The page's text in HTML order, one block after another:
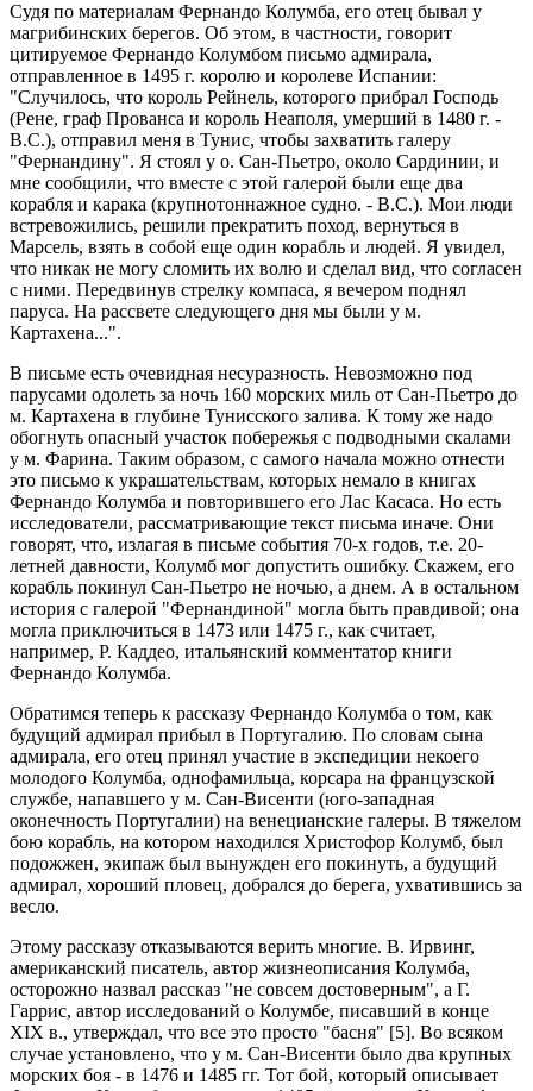
Судя по материалам Фернандо Колумба, его отец бывал у
магрибинских берегов. Об этом, в частности, говорит
цитируемое Фернандо Колумбом письмо адмирала,
отправленное в 1495 г. королю и королеве Испании:
"Случилось, что король Рейнель, которого прибрал Господь
(Рене, граф Прованса и король Неаполя, умерший в 1480 г. -
B.C.), отправил меня в Тунис, чтобы захватить галеру
"Фернандину". Я стоял у о. Сан-Пьетро, около Сардинии, и
мне сообщили, что вместе с этой галерой были еще два
корабля и карака (крупнотоннажное судно. - B.C.). Мои люди
встревожились, решили прекратить поход, вернуться в
Марсель, взять в собой еще один корабль и людей. Я увидел,
что никак не могу сломить их волю и сделал вид, что согласен
с ними. Передвинув стрелку компаса, я вечером поднял
паруса. На рассвете следующего дня мы были у м.
Картахена...".
В письме есть очевидная несуразность. Невозможно под
парусами одолеть за ночь 160 морских миль от Сан-Пьетро до
м. Картахена в глубине Тунисского залива. К тому же надо
обогнуть опасный участок побережья с подводными скалами
у м. Фарина. Таким образом, с самого начала можно отнести
это письмо к украшательствам, которых немало в книгах
Фернандо Колумба и повторившего его Лас Касаса. Но есть
исследователи, рассматривающие текст письма иначе. Они
говорят, что, излагая в письме события 70-х годов, т.е. 20-
летней давности, Колумб мог допустить ошибку. Скажем, его
корабль покинул Сан-Пьетро не ночью, а днем. А в остальном
история с галерой "Фернандиной" могла быть правдивой; она
могла приключиться в 1473 или 1475 г., как считает,
например, Р. Каддео, итальянский комментатор книги
Фернандо Колумба.
Обратимся теперь к рассказу Фернандо Колумба о том, как
будущий адмирал прибыл в Португалию. По словам сына
адмирала, его отец принял участие в экспедиции некоего
молодого Колумба, однофамильца, корсара на французской
службе, напавшего у м. Сан-Висенти (юго-западная
оконечность Португалии) на венецианские галеры. В тяжелом
бою корабль, на котором находился Христофор Колумб, был
подожжен, экипаж был вынужден его покинуть, а будущий
адмирал, хороший пловец, добрался до берега, ухватившись за
весло.
Этому рассказу отказываются верить многие. В. Ирвинг,
американский писатель, автор жизнеописания Колумба,
осторожно назвал рассказ "не совсем достоверным", а Г.
Гаррис, автор исследований о Колумбе, писавший в конце
XIX в., утверждал, что все это просто "басня" [5]. Во всяком
случае установлено, что у м. Сан-Висенти было два крупных
морских боя - в 1476 и 1485 гг. Тот бой, который описывает